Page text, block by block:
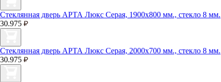
Стеклянная дверь АРТА Люкс Серая, 1900х800 мм., стекло 8 мм.
30.975
Стеклянная дверь АРТА Люкс Серая, 2000х700 мм., стекло 8 мм.
30.975